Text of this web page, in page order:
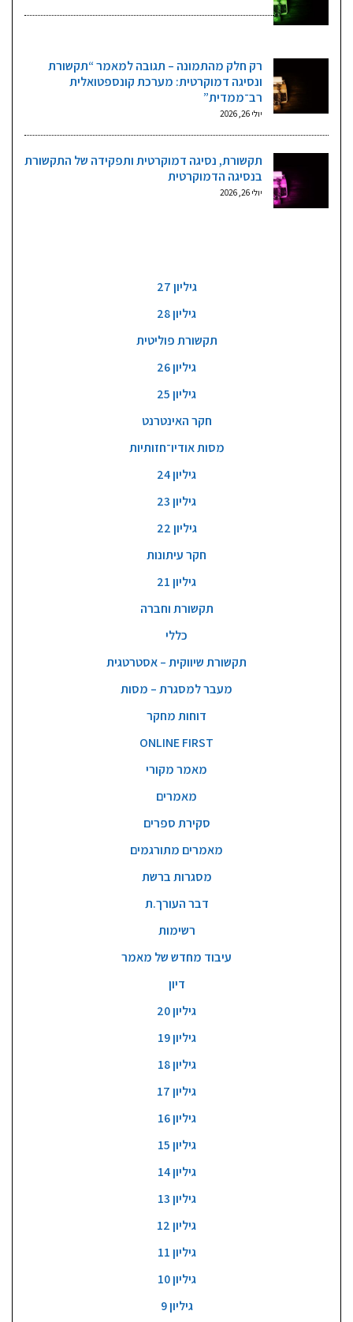
רק חלק מהתמונה – תגובה למאמר “תקשורת
ונסיגה דמוקרטית: מערכת קונספטואלית
רב־ממדית”
יולי 26, 2026
תקשורת, נסיגה דמוקרטית ותפקידה של התקשורת
בנסיגה הדמוקרטית
יולי 26, 2026
גיליון 27
גיליון 28
תקשורת פוליטית
גיליון 26
גיליון 25
חקר האינטרנט
מסות אודיו־חזותיות
גיליון 24
גיליון 23
גיליון 22
חקר עיתונות
גיליון 21
תקשורת וחברה
כללי
תקשורת שיווקית – אסטרטגית
מעבר למסגרת – מסות
דוחות מחקר
ONLINE FIRST
מאמר מקורי
מאמרים
סקירת ספרים
מאמרים מתורגמים
מסגרות ברשת
דבר העורך.ת
רשימות
עיבוד מחדש של מאמר
דיון
גיליון 20
גיליון 19
גיליון 18
גיליון 17
גיליון 16
גיליון 15
גיליון 14
גיליון 13
גיליון 12
גיליון 11
גיליון 10
גיליון 9